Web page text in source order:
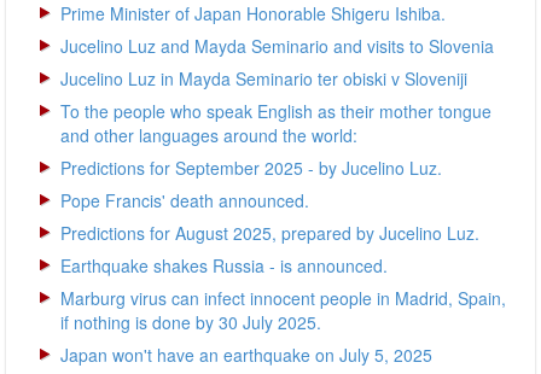
Prime Minister of Japan Honorable Shigeru Ishiba.
Jucelino Luz and Mayda Seminario and visits to Slovenia
Jucelino Luz in Mayda Seminario ter obiski v Sloveniji
To the people who speak English as their mother tongue
and other languages around the world:
Predictions for September 2025 - by Jucelino Luz.
Pope Francis' death announced.
Predictions for August 2025, prepared by Jucelino Luz.
Earthquake shakes Russia - is announced.
Marburg virus can infect innocent people in Madrid, Spain,
if nothing is done by 30 July 2025.
Japan won't have an earthquake on July 5, 2025